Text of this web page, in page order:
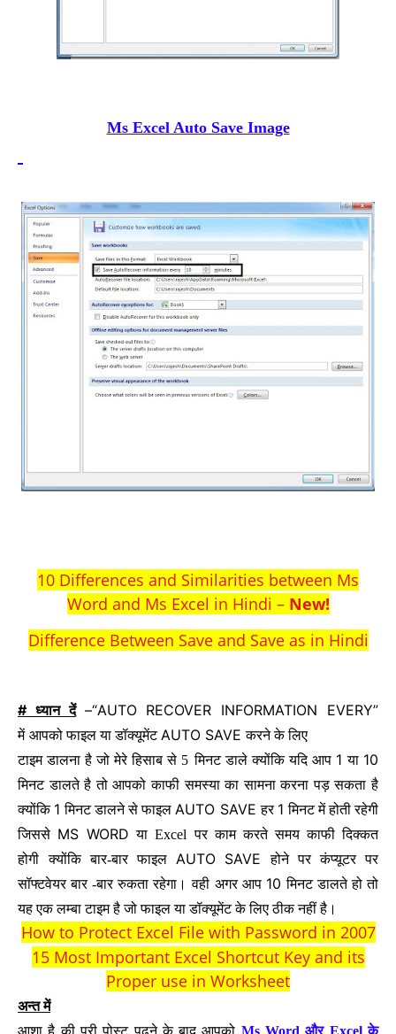
Ms Excel Auto Save Image
10 Differences and Similarities between Ms
Word and Ms Excel in Hindi – New!
Difference Between Save and Save as in Hindi
# ध्यान दें –“AUTO RECOVER INFORMATION EVERY”
में आपको फाइल या डॉक्यूमेंट AUTO SAVEकरने के लिए
टाइम डालना है जो मेरे हिसाब से 5 मिनट डाले क्योंकि यदि आप 1या 10
मिनट डालते है तो आपको काफी समस्या का सामना करना पड़ सकता है
क्योंकि 1मिनट डालने से फाइल AUTO SAVEहर 1मिनट में होती रहेगी
जिससे MS WORD या Excelपर काम करते समय काफी दिक्कत
होगी
क्योंकि बार-बार फाइल AUTO SAVEहोने पर कंप्यूटर पर
सॉफ्टवेयर बार -बार रुकता रहेगा।
वही अगर आप 10मिनट डालते हो तो
यह एक लम्बा टाइम है जो फाइल या डॉक्यूमेंट के लिए ठीक नहीं है।
How to Protect Excel File with Password in 2007
15 Most Important Excel Shortcut Key and its
Proper use in Worksheet
अन्त में
आशा है की पूरी पोस्ट पढने के बाद आपको Ms Wordऔर Excelके